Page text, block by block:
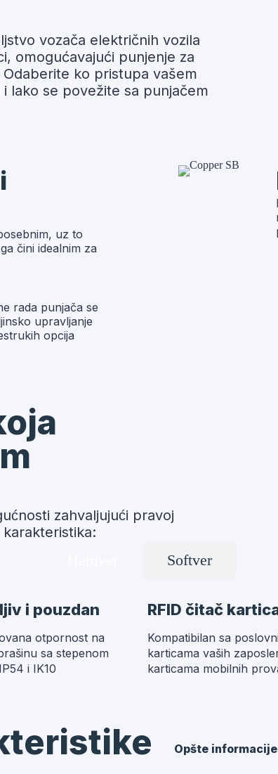
vozača električnih vozila
omogućavajući punjenje za
ko pristupa vašem
lako se povežite sa punjačem
uz to
čini idealnim za
rada punjača se
upravljanje
opcija
zahvaljujući pravoj
Softver
i pouzdan
otpornost na
sa stepenom
i IK10
RFID čitač
Kompatibilan sa
karticama vaših
karticama mobilnih
Opšte informacije